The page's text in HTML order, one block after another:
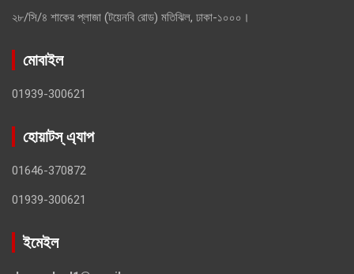
২৮/সি/৪ শাকের প্লাজা (টয়েনবি রোড) মতিঝিল, ঢাকা-১০০০।
মোবাইল
01939-300621
হোয়াটস্ এ্যাপ
01646-370872
01939-300621
ইমেইল